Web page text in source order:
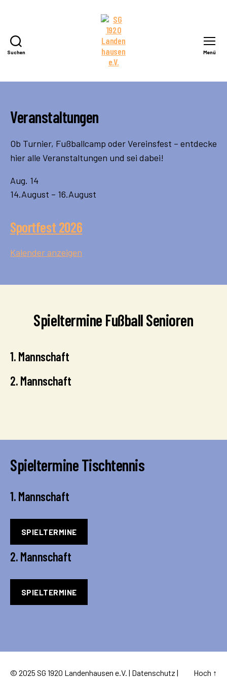
Suchen
1920
Menü
Veranstaltungen
Ob Turnier, Fußballcamp oder Vereinsfest – entdecke
hier alle Veranstaltungen und sei dabei!
Aug. 14
14.August – 16.August
Sportfest 2026
Kalender anzeigen
Spieltermine Fußball Senioren
1. Mannschaft
2. Mannschaft
Spieltermine Tischtennis
1. Mannschaft
SPIELTERMINE
2. Mannschaft
SPIELTERMINE
© 2025 SG 1920 Landenhausen e.V. | Datenschutz |
Hoch ↑